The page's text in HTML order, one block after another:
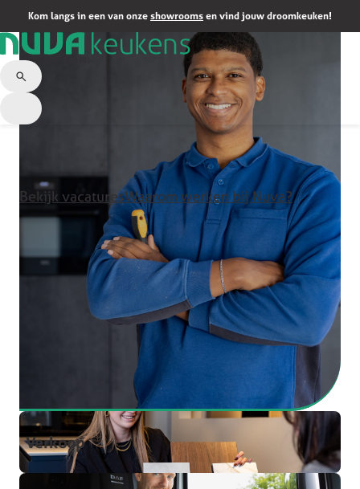
Kom langs in een van onze showrooms en vind jouw droomkeuken!
HOME
Bekijk vacaturesWaarom werken bij Nuva?
Verkoop